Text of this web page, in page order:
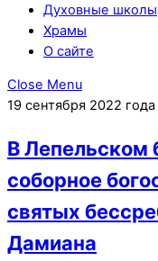
Духовные школы
Храмы
О сайте
Close Menu
19 сентября 2022 года
В Лепельском
соборное
святых
Дамиана